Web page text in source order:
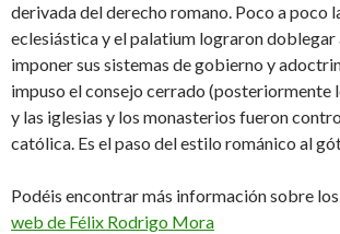
derivada del derecho romano. Poco a poco
eclesiástica y el palatium lograron doblegar
imponer sus sistemas de gobierno y
impuso el consejo cerrado (posteriormente
y las iglesias y los monasterios fueron
católica. Es el paso del estilo románico al
Podéis encontrar más información sobre
web de Félix Rodrigo Mora